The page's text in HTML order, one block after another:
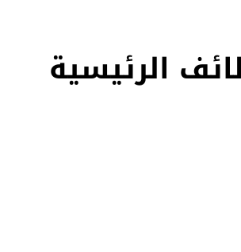
الرئيسية